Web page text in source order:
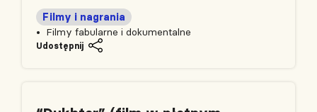
Filmy fabularne i dokumentalne
Filmy i nagrania
Udostępnij